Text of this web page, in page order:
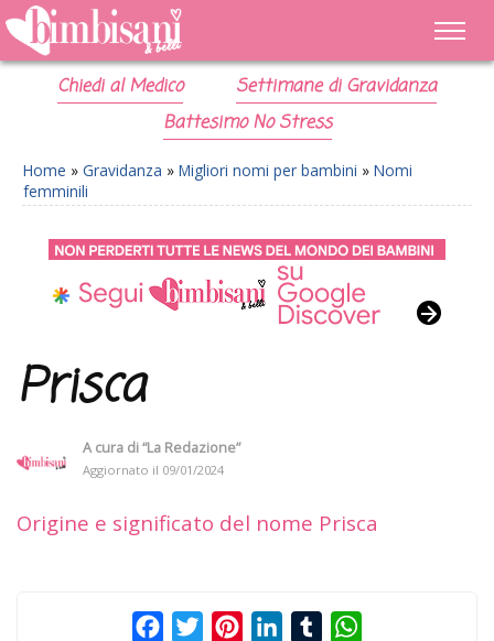
Chiedi al Medico
Settimane di Gravidanza
Battesimo No Stress
Home » Gravidanza » Migliori nomi per bambini » Nomi
femminili
Prisca
A cura di“La Redazione”
Aggiornato il 09/01/2024
Origine e significato del nome Prisca
FacebookTwitterPinterestLinkedInTumblr